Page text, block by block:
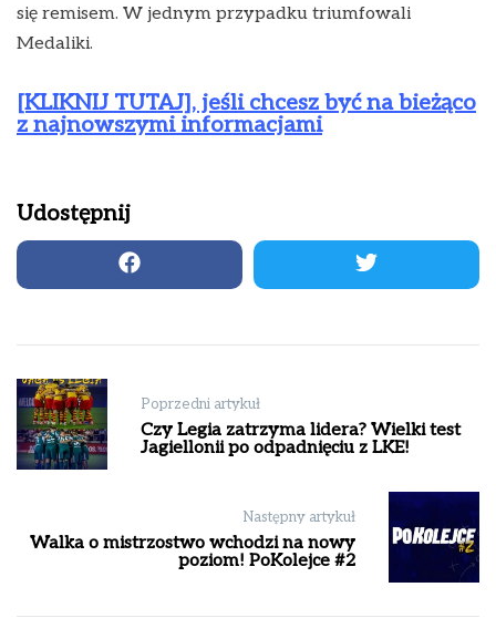
się remisem. W jednym przypadku triumfowali
Medaliki.
[KLIKNIJ TUTAJ], jeśli chcesz być na bieżąco
z najnowszymi informacjami
Udostępnij
Nawigacja
wpisu
Poprzedni artykuł
Czy Legia zatrzyma lidera? Wielki test
Jagiellonii po odpadnięciu z LKE!
Następny artykuł
Walka o mistrzostwo wchodzi na nowy
poziom! PoKolejce #2